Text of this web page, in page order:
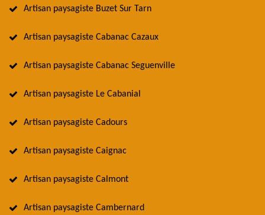
Artisan paysagiste Buzet Sur Tarn
Artisan paysagiste Cabanac Cazaux
Artisan paysagiste Cabanac Seguenville
Artisan paysagiste Le Cabanial
Artisan paysagiste Cadours
Artisan paysagiste Caignac
Artisan paysagiste Calmont
Artisan paysagiste Cambernard